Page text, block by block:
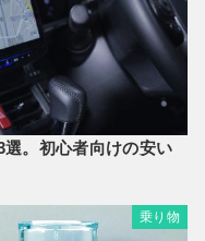
選。初心者向けの安い
乗り物